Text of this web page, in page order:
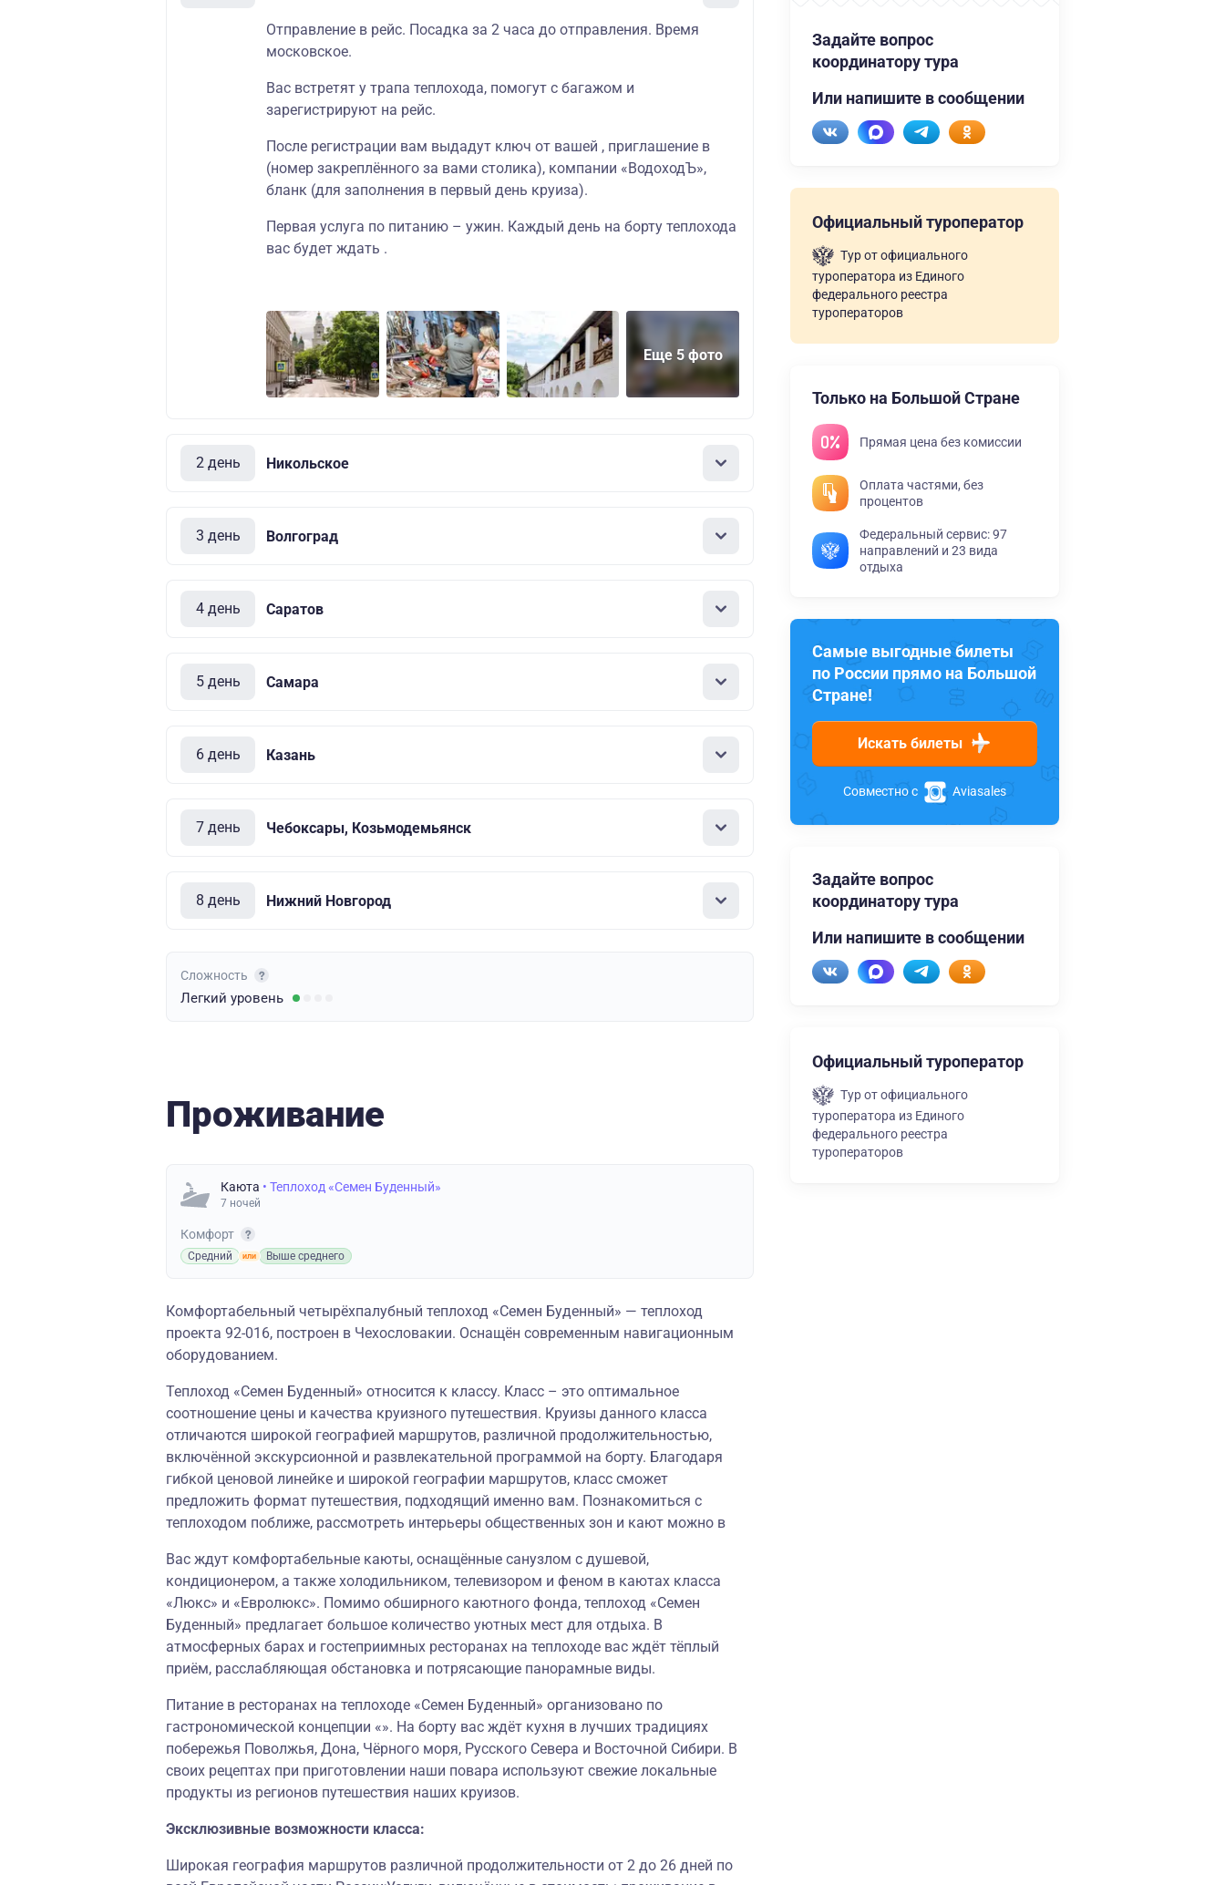
Отправление в рейс. Посадка за 2 часа до отправления. Время
московское.
Вас встретят у трапа теплохода, помогут с багажом и
зарегистрируют на рейс.
После регистрации вам выдадут ключ от вашей , приглашение в
(номер закреплённого за вами столика), компании «ВодоходЪ»,
бланк (для заполнения в первый день круиза).
Первая услуга по питанию – ужин. Каждый день на борту теплохода
вас будет ждать .
Еще 5 фото
2 день Никольское
3 день Волгоград
4 день Саратов
5 день Самара
6 день Казань
7 день Чебоксары, Козьмодемьянск
8 день Нижний Новгород
Сложность
Легкий уровень
Проживание
Каюта • Теплоход «Семен Буденный»
7 ночей
Комфорт
Средний Выше среднего
Комфортабельный четырёхпалубный теплоход «Семен Буденный» — теплоход
проекта 92-016, построен в Чехословакии. Оснащён современным навигационным
оборудованием.
Теплоход «Семен Буденный» относится к классу. Класс – это оптимальное
соотношение цены и качества круизного путешествия. Круизы данного класса
отличаются широкой географией маршрутов, различной продолжительностью,
включённой экскурсионной и развлекательной программой на борту. Благодаря
гибкой ценовой линейке и широкой географии маршрутов, класс сможет
предложить формат путешествия, подходящий именно вам. Познакомиться с
теплоходом поближе, рассмотреть интерьеры общественных зон и кают можно в
Вас ждут комфортабельные каюты, оснащённые санузлом с душевой,
кондиционером, а также холодильником, телевизором и феном в каютах класса
«Люкс» и «Евролюкс». Помимо обширного каютного фонда, теплоход «Семен
Буденный» предлагает большое количество уютных мест для отдыха. В
атмосферных барах и гостеприимных ресторанах на теплоходе вас ждёт тёплый
приём, расслабляющая обстановка и потрясающие панорамные виды.
Питание в ресторанах на теплоходе «Семен Буденный» организовано по
гастрономической концепции «». На борту вас ждёт кухня в лучших традициях
побережья Поволжья, Дона, Чёрного моря, Русского Севера и Восточной Сибири. В
своих рецептах при приготовлении наши повара используют свежие локальные
продукты из регионов путешествия наших круизов.
Эксклюзивные возможности класса:
Широкая география маршрутов различной продолжительности от 2 до 26 дней по
Задайте вопрос
координатору тура
Или напишите в сообщении
Официальный туроператор
Тур от официального
туроператора из Единого
федерального реестра
туроператоров
Только на Большой Стране
Прямая цена без комиссии
Оплата частями, без
процентов
Федеральный сервис: 97
направлений и 23 вида
отдыха
Самые выгодные билеты
по России прямо на Большой
Стране!
Искать билеты
Совместно с Aviasales
Задайте вопрос
координатору тура
Или напишите в сообщении
Официальный туроператор
Тур от официального
туроператора из Единого
федерального реестра
туроператоров